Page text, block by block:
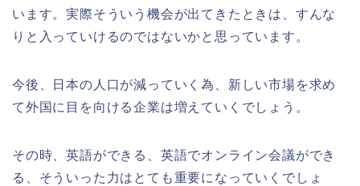
います。実際そういう機会が出てきたときは、すんな
りと入っていけるのではないかと思っています。
今後、日本の人口が減っていく為、新しい市場を求め
て外国に目を向ける企業は増えていくでしょう。
その時、英語ができる、英語でオンライン会議ができ
る、そういった力はとても重要になっていくでしょ